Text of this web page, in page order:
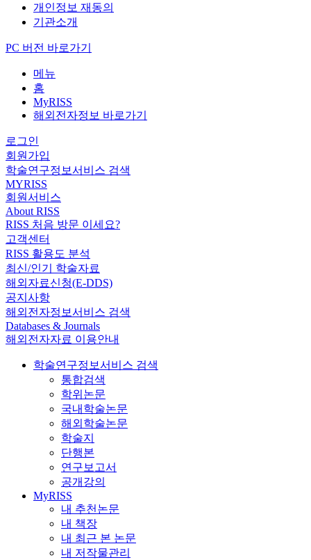
개인정보 재동의
기관소개
PC 버전 바로가기
메뉴
홈
MyRISS
해외전자정보 바로가기
로그인
회원가입
학술연구정보서비스 검색
MYRISS
회원서비스
About RISS
RISS 처음 방문 이세요?
고객센터
RISS 활용도 분석
최신/인기 학술자료
해외자료신청(E-DDS)
공지사항
해외전자정보서비스 검색
Databases & Journals
해외전자자료 이용안내
학술연구정보서비스 검색
통합검색
학위논문
국내학술논문
해외학술논문
학술지
단행본
연구보고서
공개강의
MyRISS
내 추천논문
내 책장
내 최근 본 논문
내 저작물관리